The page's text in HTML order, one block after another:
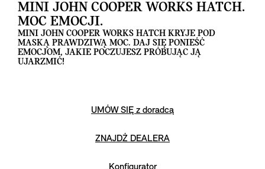
MINI JOHN COOPER WORKS HATCH.
MOC EMOCJI.
MINI JOHN COOPER WORKS HATCH KRYJE POD
MASKĄ PRAWDZIWĄ MOC. DAJ SIĘ PONIEŚĆ
EMOCJOM, JAKIE POCZUJESZ PRÓBUJĄC JĄ
UJARZMIĆ!
UMÓW SIĘ z doradcą
ZNAJDŹ DEALERA